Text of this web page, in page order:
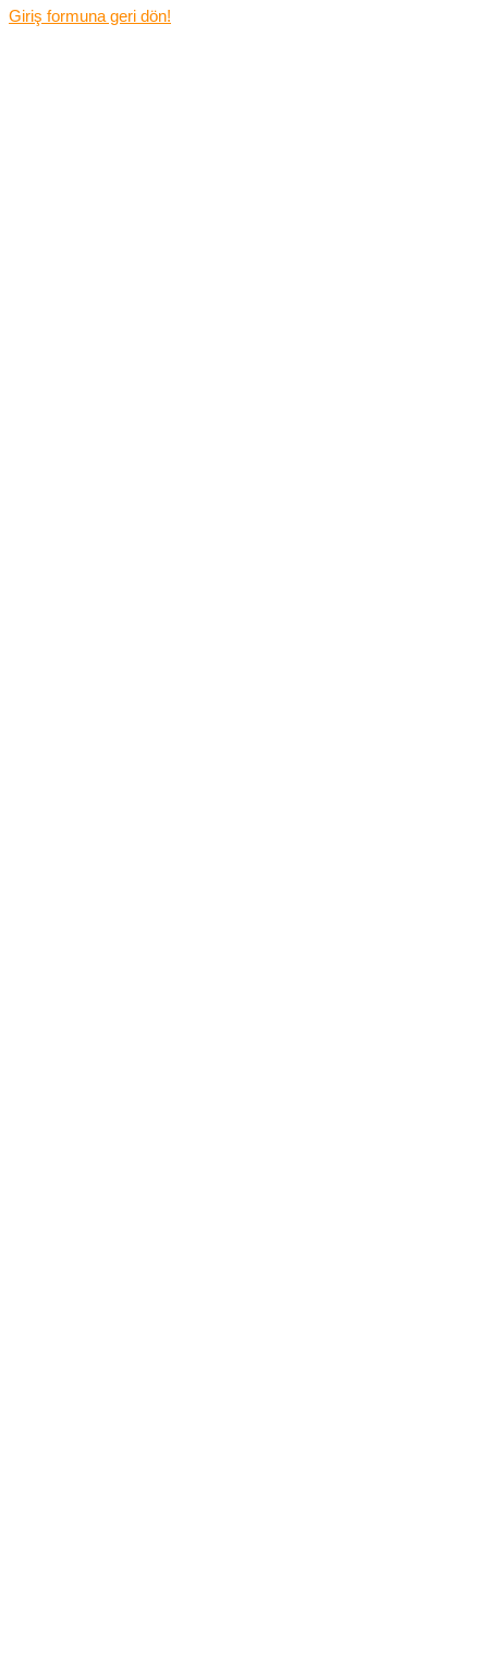
Giriş formuna geri dön!